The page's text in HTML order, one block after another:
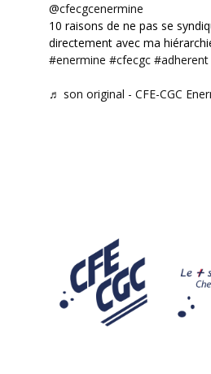
@cfecgcenermine
10 raisons de ne pas se
directement avec ma
#enermine #cfecgc #adherent
♬ son original - CFE-CGC